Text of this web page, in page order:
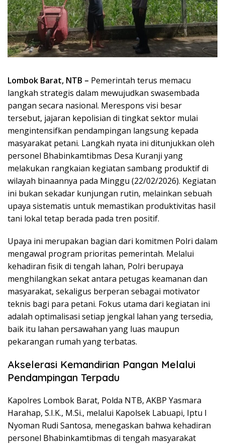
Lombok Barat, NTB – Pemerintah terus memacu
langkah strategis dalam mewujudkan swasembada
pangan secara nasional. Merespons visi besar
tersebut, jajaran kepolisian di tingkat sektor mulai
mengintensifkan pendampingan langsung kepada
masyarakat petani. Langkah nyata ini ditunjukkan oleh
personel Bhabinkamtibmas Desa Kuranji yang
melakukan rangkaian kegiatan sambang produktif di
wilayah binaannya pada Minggu (22/02/2026). Kegiatan
ini bukan sekadar kunjungan rutin, melainkan sebuah
upaya sistematis untuk memastikan produktivitas hasil
tani lokal tetap berada pada tren positif.
Upaya ini merupakan bagian dari komitmen Polri dalam
mengawal program prioritas pemerintah. Melalui
kehadiran fisik di tengah lahan, Polri berupaya
menghilangkan sekat antara petugas keamanan dan
masyarakat, sekaligus berperan sebagai motivator
teknis bagi para petani. Fokus utama dari kegiatan ini
adalah optimalisasi setiap jengkal lahan yang tersedia,
baik itu lahan persawahan yang luas maupun
pekarangan rumah yang terbatas.
Akselerasi Kemandirian Pangan Melalui
Pendampingan Terpadu
Kapolres Lombok Barat, Polda NTB, AKBP Yasmara
Harahap, S.I.K., M.Si., melalui Kapolsek Labuapi, Iptu I
Nyoman Rudi Santosa, menegaskan bahwa kehadiran
personel Bhabinkamtibmas di tengah masyarakat